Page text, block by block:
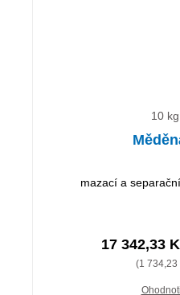
10
mazací a
17 342,33
(1 734,23